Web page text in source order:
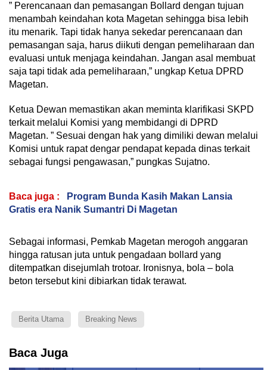
” Perencanaan dan pemasangan Bollard dengan tujuan
menambah keindahan kota Magetan sehingga bisa lebih
itu menarik. Tapi tidak hanya sekedar perencanaan dan
pemasangan saja, harus diikuti dengan pemeliharaan dan
evaluasi untuk menjaga keindahan. Jangan asal membuat
saja tapi tidak ada pemeliharaan,” ungkap Ketua DPRD
Magetan.
Ketua Dewan memastikan akan meminta klarifikasi SKPD
terkait melalui Komisi yang membidangi di DPRD
Magetan. ” Sesuai dengan hak yang dimiliki dewan melalui
Komisi untuk rapat dengar pendapat kepada dinas terkait
sebagai fungsi pengawasan,” pungkas Sujatno.
Baca juga :
Program Bunda Kasih Makan Lansia
Gratis era Nanik Sumantri Di Magetan
Sebagai informasi, Pemkab Magetan merogoh anggaran
hingga ratusan juta untuk pengadaan bollard yang
ditempatkan disejumlah trotoar. Ironisnya, bola – bola
beton tersebut kini dibiarkan tidak terawat.
Berita Utama Breaking News
Baca Juga